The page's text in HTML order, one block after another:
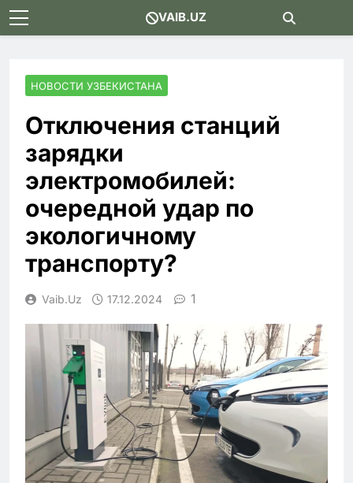
Skip
to
VAIB.UZ
НОВОСТИ УЗБЕКИСТАНА
Отключения станций
зарядки
электромобилей:
очередной удар по
экологичному
транспорту?
Vaib.uz 17.12.2024 1